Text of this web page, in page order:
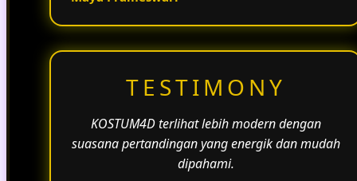
TESTIMONY
KOSTUM4D terlihat lebih modern dengan
suasana pertandingan yang energik dan mudah
dipahami.